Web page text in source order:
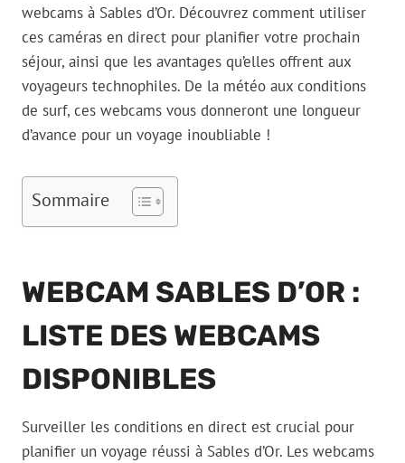
webcams à Sables d’Or. Découvrez comment utiliser
ces caméras en direct pour planifier votre prochain
séjour, ainsi que les avantages qu’elles offrent aux
voyageurs technophiles. De la météo aux conditions
de surf, ces webcams vous donneront une longueur
d’avance pour un voyage inoubliable !
Sommaire
WEBCAM SABLES D’OR :
LISTE DES WEBCAMS
DISPONIBLES
Surveiller les conditions en direct est crucial pour
planifier un voyage réussi à Sables d’Or. Les webcams